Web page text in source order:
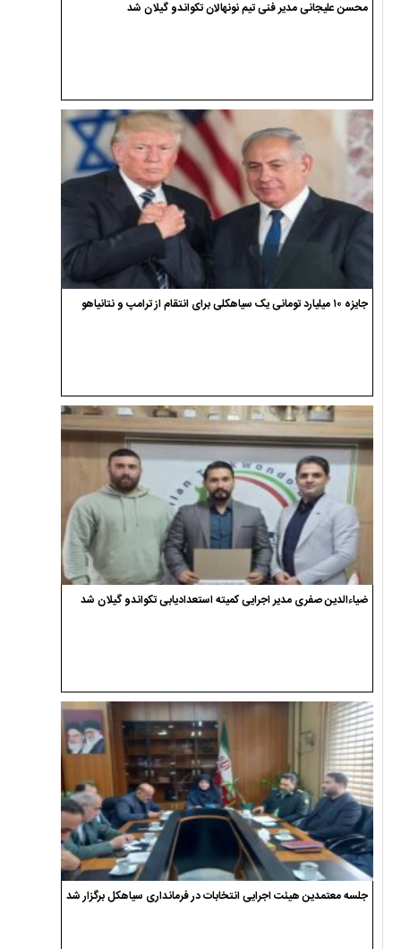
محسن علیجانی مدیر فنی تیم نونهالان تکواندو گیلان شد
جایزه ۱۰ میلیارد تومانی یک سیاهکلی برای انتقام از ترامپ و نتانیاهو
ضیاءالدین صفری مدیر اجرایی کمیته استعدادیابی تکواندو گیلان شد
جلسه معتمدین هیئت اجرایی انتخابات در فرمانداری سیاهکل برگزار شد